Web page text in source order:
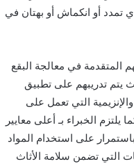
تمدد أو انكماش أو بهتان في
المتقدمة في معالجة البقع
يتم تدريبهم على تطبيق
التي تعمل على
يلتزم الخبراء بـ أعلى معايير
على استخدام المواد
التي تضمن سلامة الأثاث